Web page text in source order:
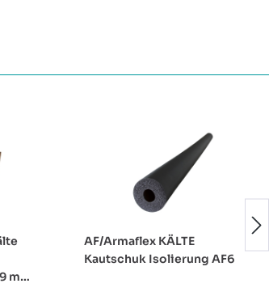
mm
AF/Armaflex KÄLTE
Kautschuk Isolierung AF6